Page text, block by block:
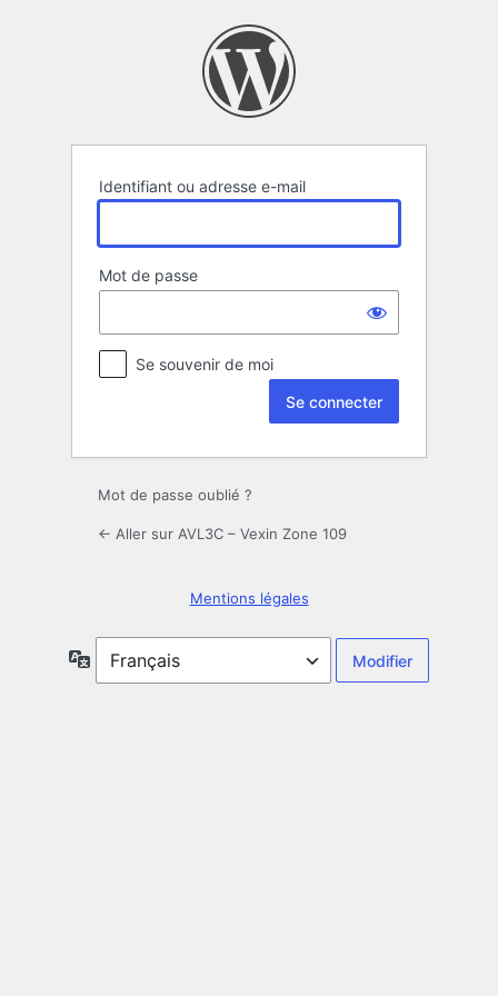
Identifiant ou adresse e-mail
Mot de passe
Se souvenir de moi
Mot de passe oublié ?
← Aller sur AVL3C – Vexin Zone 109
Mentions légales
Langue